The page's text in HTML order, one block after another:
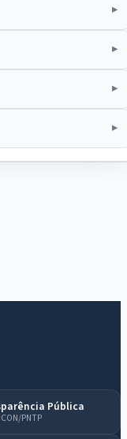
Pública
PNTP